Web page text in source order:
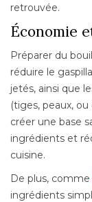
retrouvée.
Économie
Préparer du
réduire le
jetés, ainsi que
(tiges, peaux,
créer une base
ingrédients et
cuisine.
De plus, comme
ingrédients